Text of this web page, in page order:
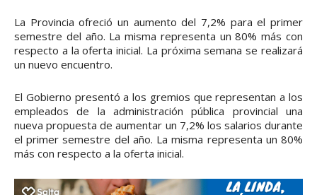
La Provincia ofreció un aumento del 7,2% para el primer
semestre del año. La misma representa un 80% más con
respecto a la oferta inicial. La próxima semana se realizará
un nuevo encuentro.
El Gobierno presentó a los gremios que representan a los
empleados de la administración pública provincial una
nueva propuesta de aumentar un 7,2% los salarios durante
el primer semestre del año. La misma representa un 80%
más con respecto a la oferta inicial.